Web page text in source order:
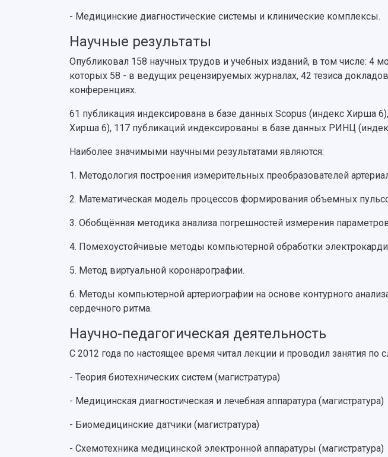
- Медицинские диагностические системы и клинические комплексы.
Научные результаты
Опубликовал 158 научных трудов и учебных изданий, в том числе: 4
которых 58 - в ведущих рецензируемых журналах, 42 тезиса
конференциях.
61 публикация индексирована в базе данных Scopus (индекс Хирша
Хирша 6), 117 публикаций индексированы в базе данных РИНЦ
Наиболее значимыми научными результатами являются:
1. Методология построения измерительных преобразователей
2. Математическая модель процессов формирования объемных
3. Обобщённая методика анализа погрешностей измерения
4. Помехоустойчивые методы компьютерной обработки
5. Метод виртуальной коронарографии.
6. Методы компьютерной артериографии на основе контурного
сердечного ритма.
Научно-педагогическая деятельность
С 2012 года по настоящее время читал лекции и проводил занятия
- Теория биотехнических систем (магистратура)
- Медицинская диагностическая и лечебная аппаратура (магистратура)
- Биомедицинские датчики (магистратура)
- Схемотехника медицинской электронной аппаратуры (магистратура)